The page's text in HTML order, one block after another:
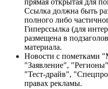
Ссылка должна быть
полного либо
Гиперссылка (для
размещена в
материала.
Новости с пометками
"Заявление",
"Тест-драйв",
правах рекламы.